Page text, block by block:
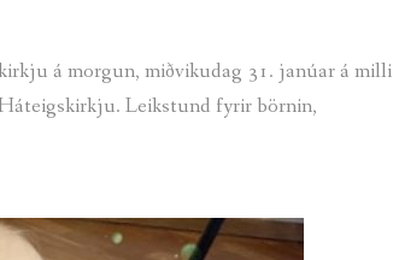
á morgun, miðvikudag 31. janúar á milli
Leikstund fyrir börnin,